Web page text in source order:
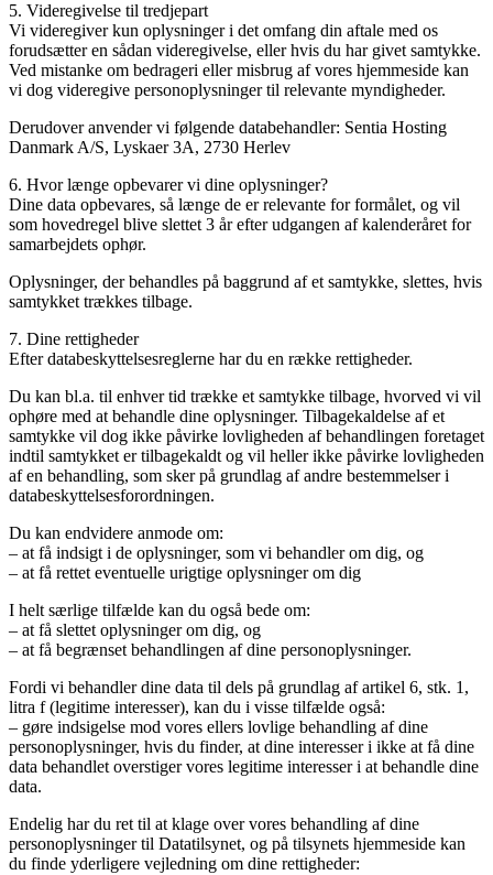
5. Videregivelse til tredjepart
Vi videregiver kun oplysninger i det omfang din aftale med os
forudsætter en sådan videregivelse, eller hvis du har givet samtykke.
Ved mistanke om bedrageri eller misbrug af vores hjemmeside kan
vi dog videregive personoplysninger til relevante myndigheder.
Derudover anvender vi følgende databehandler: Sentia Hosting
Danmark A/S, Lyskaer 3A, 2730 Herlev
6. Hvor længe opbevarer vi dine oplysninger?
Dine data opbevares, så længe de er relevante for formålet, og vil
som hovedregel blive slettet 3 år efter udgangen af kalenderåret for
samarbejdets ophør.
Oplysninger, der behandles på baggrund af et samtykke, slettes, hvis
samtykket trækkes tilbage.
7. Dine rettigheder
Efter databeskyttelsesreglerne har du en række rettigheder.
Du kan bl.a. til enhver tid trække et samtykke tilbage, hvorved vi vil
ophøre med at behandle dine oplysninger. Tilbagekaldelse af et
samtykke vil dog ikke påvirke lovligheden af behandlingen foretaget
indtil samtykket er tilbagekaldt og vil heller ikke påvirke lovligheden
af en behandling, som sker på grundlag af andre bestemmelser i
databeskyttelsesforordningen.
Du kan endvidere anmode om:
– at få indsigt i de oplysninger, som vi behandler om dig, og
– at få rettet eventuelle urigtige oplysninger om dig
I helt særlige tilfælde kan du også bede om:
– at få slettet oplysninger om dig, og
– at få begrænset behandlingen af dine personoplysninger.
Fordi vi behandler dine data til dels på grundlag af artikel 6, stk. 1,
litra f (legitime interesser), kan du i visse tilfælde også:
– gøre indsigelse mod vores ellers lovlige behandling af dine
personoplysninger, hvis du finder, at dine interesser i ikke at få dine
data behandlet overstiger vores legitime interesser i at behandle dine
data.
Endelig har du ret til at klage over vores behandling af dine
personoplysninger til Datatilsynet, og på tilsynets hjemmeside kan
du finde yderligere vejledning om dine rettigheder: